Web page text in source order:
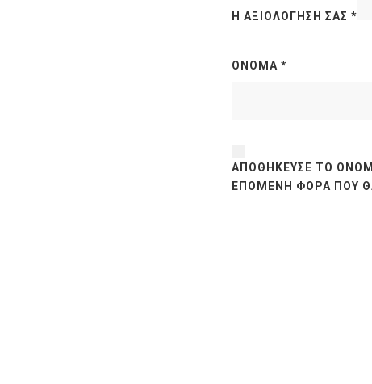
Η ΑΞΙΟΛΌΓΗΣΉ ΣΑΣ *
ΌΝΟΜΑ *
ΑΠΟΘΉΚΕΥΣΕ ΤΟ
ΕΠΌΜΕΝΗ ΦΟΡΆ ΠΟΥ